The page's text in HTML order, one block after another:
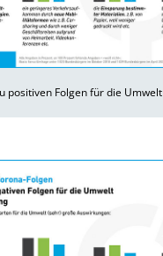
positiven Folgen für die Umwelt